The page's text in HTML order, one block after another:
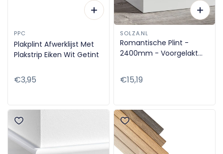
PPC
Plakplint Afwerklijst Met
Plakstrip Eiken Wit Getint
Normale
€3,95
SOLZA.NL
Romantische Plint -
2400mm - Voorgelakt
Normale
€15,19